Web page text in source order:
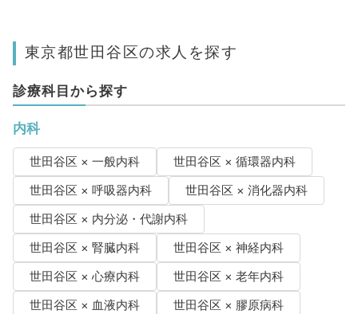
東京都世田谷区の求人を探す
診療科目から探す
内科
世田谷区 × 一般内科
世田谷区 × 循環器内科
世田谷区 × 呼吸器内科
世田谷区 × 消化器内科
世田谷区 × 内分泌・代謝内科
世田谷区 × 腎臓内科
世田谷区 × 神経内科
世田谷区 × 心療内科
世田谷区 × 老年内科
世田谷区 × 血液内科
世田谷区 × 膠原病科